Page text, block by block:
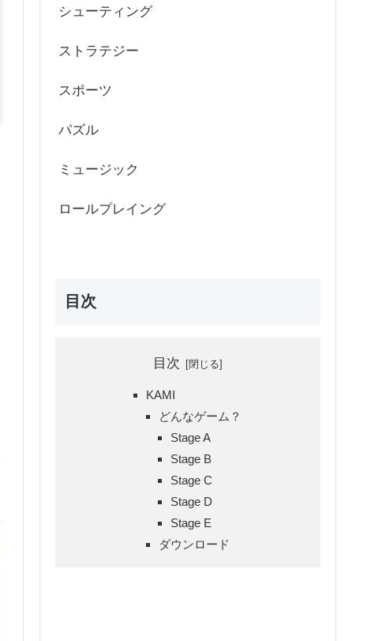
シューティング
ストラテジー
スポーツ
パズル
ミュージック
ロールプレイング
目次
目次
KAMI
どんなゲーム？
Stage A
Stage B
Stage C
Stage D
Stage E
ダウンロード